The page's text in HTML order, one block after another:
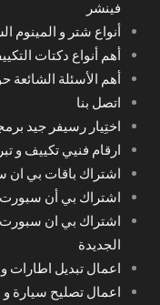
فينشر
أنواع شتر و المينوم
أهم أنواع دكتات
أهم الأسئلة
اتصل بنا
اختِيار رسيفر جيد برمجة الرسيفر
ارقام فنيي تكييف و
اشتراك باقات بي ان
اشتراك بي أن
الجديدة
اعمال تبديل اطارات
اعمال تصليح سيارة